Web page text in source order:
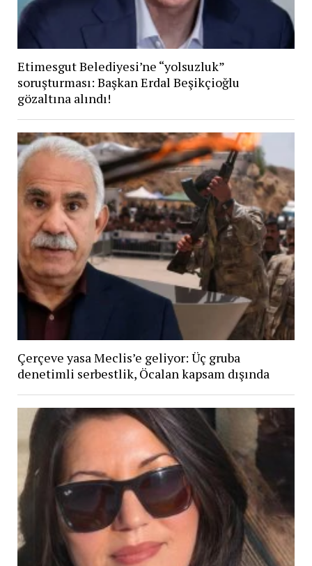
Etimesgut Belediyesi’ne “yolsuzluk”
soruşturması: Başkan Erdal Beşikçioğlu
gözaltına alındı!
Çerçeve yasa Meclis’e geliyor: Üç gruba
denetimli serbestlik, Öcalan kapsam dışında